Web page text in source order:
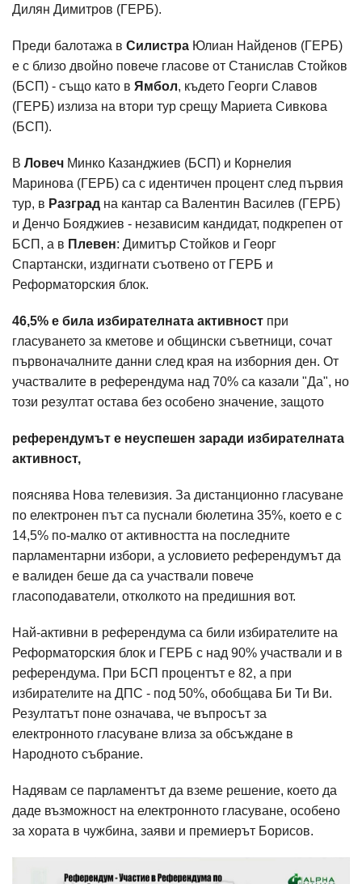
Дилян Димитров (ГЕРБ).
Преди балотажа в Силистра Юлиан Найденов (ГЕРБ)
e с близо двойно повече гласове от Станислав Стойков
(БСП) - също като в Ямбол, където Георги Славов
(ГЕРБ) излиза на втори тур срещу Мариета Сивкова
(БСП).
В Ловеч Минко Казанджиев (БСП) и Корнелия
Маринова (ГЕРБ) са с идентичен процент след първия
тур, в Разград на кантар са Валентин Василев (ГЕРБ)
и Денчо Бояджиев - независим кандидат, подкрепен от
БСП, а в Плевен: Димитър Стойков и Георг
Спартански, издигнати съотвено от ГЕРБ и
Реформаторския блок.
46,5% е била избирателната активност при
гласуването за кметове и общински съветници, сочат
първоначалните данни след края на изборния ден. От
участвалите в референдума над 70% са казали "Да", но
този резултат остава без особено значение, защото
референдумът е неуспешен заради избирателната
активност,
пояснява Нова телевизия. За дистанционно гласуване
по електронен път са пуснали бюлетина 35%, което е с
14,5% по-малко от активността на последните
парламентарни избори, а условието референдумът да
е валиден беше да са участвали повече
гласоподаватели, отколкото на предишния вот.
Най-активни в референдума са били избирателите на
Реформаторския блок и ГЕРБ с над 90% участвали и в
референдума. При БСП процентът е 82, а при
избирателите на ДПС - под 50%, обобщава Би Ти Ви.
Резултатът поне означава, че въпросът за
електронното гласуване влиза за обсъждане в
Народното събрание.
Надявам се парламентът да вземе решение, което да
даде възможност на електронното гласуване, особено
за хората в чужбина, заяви и премиерът Борисов.